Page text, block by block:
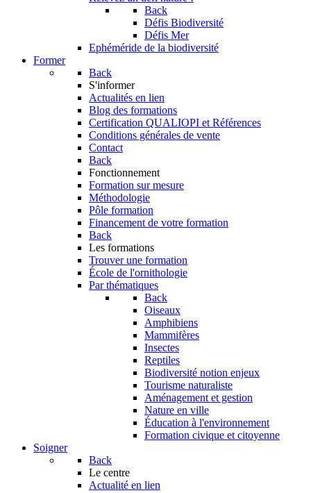
Back
Défis Biodiversité
Défis Mer
Ephéméride de la biodiversité
Former
Back
S'informer
Actualités en lien
Blog des formations
Certification QUALIOPI et Références
Conditions générales de vente
Contact
Back
Fonctionnement
Formation sur mesure
Méthodologie
Pôle formation
Financement de votre formation
Back
Les formations
Trouver une formation
École de l'ornithologie
Par thématiques
Back
Oiseaux
Amphibiens
Mammifères
Insectes
Reptiles
Biodiversité notion enjeux
Tourisme naturaliste
Aménagement et gestion
Nature en ville
Éducation à l'environnement
Formation civique et citoyenne
Soigner
Back
Le centre
Actualité en lien